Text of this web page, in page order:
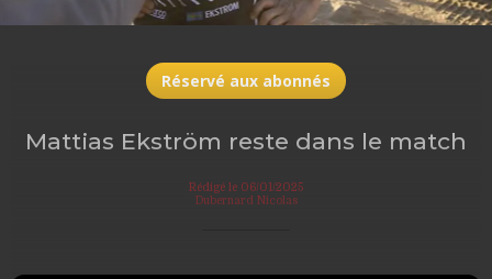
Réservé aux abonnés
Mattias Ekström reste dans le match
Rédigé le 06/01/2025
Dubernard Nicolas